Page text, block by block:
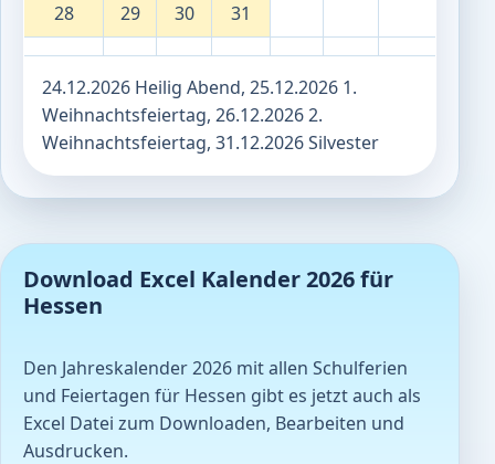
28
29 30 31
24.12.2026 Heilig Abend, 25.12.2026 1.
Weihnachtsfeiertag, 26.12.2026 2.
Weihnachtsfeiertag, 31.12.2026 Silvester
Download Excel Kalender 2026 für
Hessen
Den Jahreskalender 2026 mit allen Schulferien
und Feiertagen für Hessen gibt es jetzt auch als
Excel Datei zum Downloaden, Bearbeiten und
Ausdrucken.